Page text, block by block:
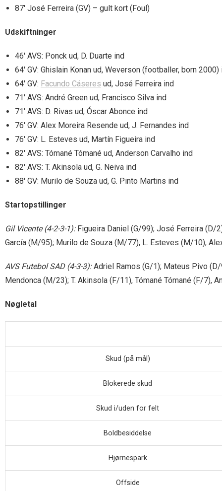
87′ José Ferreira (GV) – gult kort (Foul)
Udskiftninger
46′ AVS: Ponck ud, D. Duarte ind
64′ GV: Ghislain Konan ud, Weverson (footballer, born 2000)
64′ GV: Facundo Cáseres ud, José Ferreira ind
71′ AVS: André Green ud, Francisco Silva ind
71′ AVS: D. Rivas ud, Óscar Abonce ind
76′ GV: Alex Moreira Resende ud, J. Fernandes ind
76′ GV: L. Esteves ud, Martín Figueira ind
82′ AVS: Tómané Tómané ud, Anderson Carvalho ind
82′ AVS: T. Akinsola ud, G. Neiva ind
88′ GV: Murilo de Souza ud, G. Pinto Martins ind
Startopstillinger
Gil Vicente (4-2-3-1):Figueira Daniel (G/99); José Ferreira (D/
García (M/95); Murilo de Souza (M/77), L. Esteves (M/10),
AVS Futebol SAD (4-3-3):Adriel Ramos (G/1); Mateus Pivo
Mendonca (M/23); T. Akinsola (F/11), Tómané Tómané (F/7),
Nøgletal
Skud (på mål)
Blokerede skud
Skud i/uden for felt
Boldbesiddelse
Hjørnespark
Offside